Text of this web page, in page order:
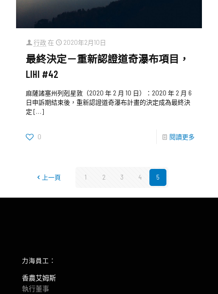
行政在 2020年2月10日
最終決定－重新認證道奇瀑布項目，
LIHI #42
麻薩諸塞州列剋星敦（2020 年 2 月 10 日）：2020 年 2 月 6
日申訴期結束後，重新認證道奇瀑布計畫的決定成為最終決
定 […]
0 閱讀更多
上一頁 1 2 3 4 5
力海員工：
香農艾姆斯
執行董事